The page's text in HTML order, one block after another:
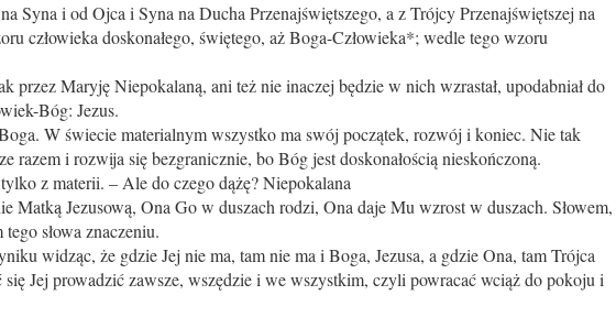
Syna i od Ojca i Syna na Ducha Przenajświętszego, a z Trójcy Przenajświętszej na
człowieka doskonałego, świętego, aż Boga-Człowieka*; wedle tego wzoru
przez Maryję Niepokalaną, ani też nie inaczej będzie w nich wzrastał, upodabniał do
Bóg: Jezus.
W świecie materialnym wszystko ma swój początek, rozwój i koniec. Nie tak
razem i rozwija się bezgranicznie, bo Bóg jest doskonałością nieskończoną.
z materii. – Ale do czego dążę? Niepokalana
Matką Jezusową, Ona Go w duszach rodzi, Ona daje Mu wzrost w duszach. Słowem,
słowa znaczeniu.
widząc, że gdzie Jej nie ma, tam nie ma i Boga, Jezusa, a gdzie Ona, tam Trójca
się Jej prowadzić zawsze, wszędzie i we wszystkim, czyli powracać wciąż do pokoju i